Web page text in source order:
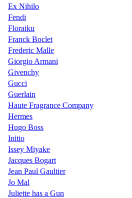
Ex Nihilo
Fendi
Floraiku
Franck Boclet
Frederic Malle
Giorgio Armani
Givenchy
Gucci
Guerlain
Haute Fragrance Company
Hermes
Hugo Boss
Initio
Issey Miyake
Jacques Bogart
Jean Paul Gaultier
Jo Mal
Juliette has a Gun